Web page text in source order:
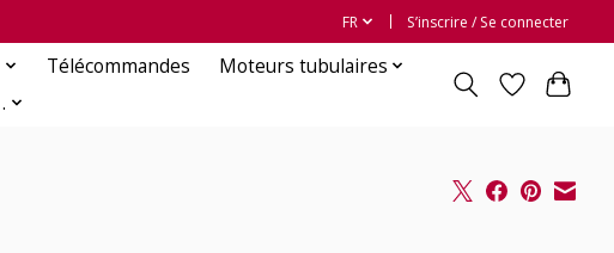
FR S’inscrire / Se connecter
Télécommandes
Moteurs tubulaires
.